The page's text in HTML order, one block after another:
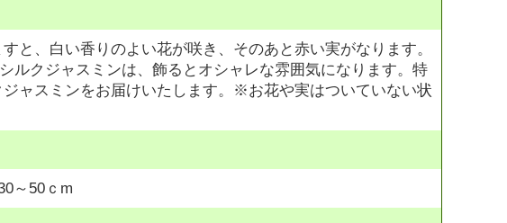
と、白い香りのよい花が咲き、そのあと赤い実がなります。
ルクジャスミンは、飾るとオシャレな雰囲気になります。特
ャスミンをお届けいたします。※お花や実はついていない状
～50ｃm